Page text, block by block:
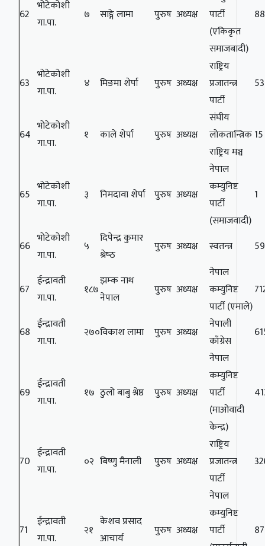
62
भोटेकोशी
गा.पा.
७ साङ्गे लामा पुरुष अध्यक्ष
पार्टी
(एकिकृत
समाजबादी)
63
भोटेकोशी
गा.पा.
४ मिङमा शेर्पा पुरुष अध्यक्ष
राष्ट्रिय
प्रजातन्त्र
पार्टी
53
64
भोटेकोशी
गा.पा.
१ काले शेर्पा पुरुष अध्यक्ष
संघीय
लोकतान्त्रिक
राष्ट्रिय मञ्च
15
65
भोटेकोशी
गा.पा.
३ निमदावा शेर्पा पुरुष अध्यक्ष
नेपाल
कम्युनिष्ट
पार्टी
(समाजवादी)
1
66
भोटेकोशी
गा.पा.
५
दिपेन्‍द्र कुमार
श्रेष्‍ठ
पुरुष अध्यक्ष स्वतन्त्र
67
ईन्द्रावती
गा.पा.
१८७
झम्क नाथ
नेपाल
पुरुष अध्यक्ष
नेपाल
कम्युनिष्ट
पार्टी (एमाले)
68
ईन्द्रावती
गा.पा.
२७०विकाश लामा पुरुष अध्यक्ष
नेपाली
काँग्रेस
69
ईन्द्रावती
गा.पा.
१७ ठुलो बाबु श्रेष्ठ पुरुष अध्यक्ष
नेपाल
कम्युनिष्ट
पार्टी
(माओवादी
केन्द्र)
70
ईन्द्रावती
गा.पा.
०२ बिष्णु मैनाली पुरुष अध्यक्ष
राष्ट्रिय
प्रजातन्त्र
पार्टी
71
ईन्द्रावती
गा.पा.
२१
केशव प्रसाद
आचार्य
पुरुष अध्यक्ष
नेपाल
कम्युनिष्ट
पार्टी
87